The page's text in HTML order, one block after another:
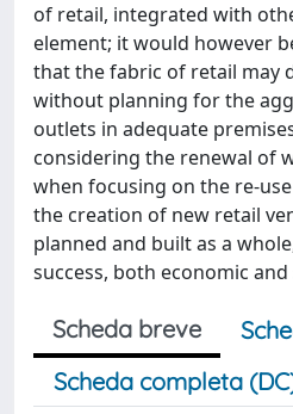
of retail, integrated with
element; it would however
that the fabric of retail may
without planning for the
outlets in adequate
considering the renewal of
when focusing on the re-
the creation of new retail
planned and built as a
success, both economic and
Scheda breve
Scheda completa